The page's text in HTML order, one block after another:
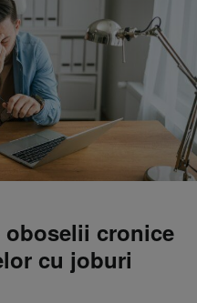
oboselii cronice
cu joburi